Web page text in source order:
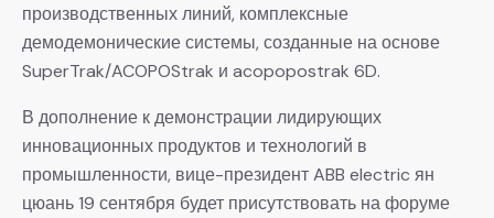
производственных линий, комплексные
демодемонические системы, созданные на основе
SuperTrak/ACOPOStrak и acopopostrak 6D.
В дополнение к демонстрации лидирующих
инновационных продуктов и технологий в
промышленности, вице-президент ABB electric ян
цюань 19 сентября будет присутствовать на форуме